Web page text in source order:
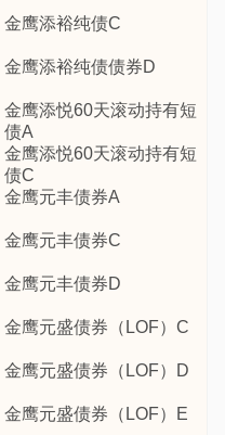
金鹰添裕纯债C
金鹰添裕纯债债券D
金鹰添悦60天滚动持有短
债A
金鹰添悦60天滚动持有短
债C
金鹰元丰债券A
金鹰元丰债券C
金鹰元丰债券D
金鹰元盛债券（LOF）C
金鹰元盛债券（LOF）D
金鹰元盛债券（LOF）E